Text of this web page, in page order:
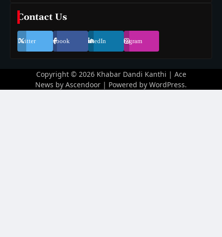
Contact Us
Twitter Facebook LinkedIn Instagram
Copyright © 2026 Khabar Dandi Kanthi | Ace
News by Ascendoor | Powered by WordPress.